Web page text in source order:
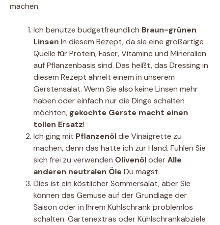
machen:
Ich benutze budgetfreundlich Braun-grünen
Linsen In diesem Rezept, da sie eine großartige
Quelle für Protein, Faser, Vitamine und Mineralien
auf Pflanzenbasis sind. Das heißt, das Dressing in
diesem Rezept ähnelt einem in unserem
Gerstensalat. Wenn Sie also keine Linsen mehr
haben oder einfach nur die Dinge schalten
möchten, gekochte Gerste macht einen
tollen Ersatz!
Ich ging mit Pflanzenöldie Vinaigrette zu
machen, denn das hatte ich zur Hand. Fühlen Sie
sich frei zu verwenden OlivenöloderAlle
anderen neutralen Öle Du magst.
Dies ist ein köstlicher Sommersalat, aber Sie
können das Gemüse auf der Grundlage der
Saison oder in Ihrem Kühlschrank problemlos
schalten. Gartenextras oder Kühlschrankabziele